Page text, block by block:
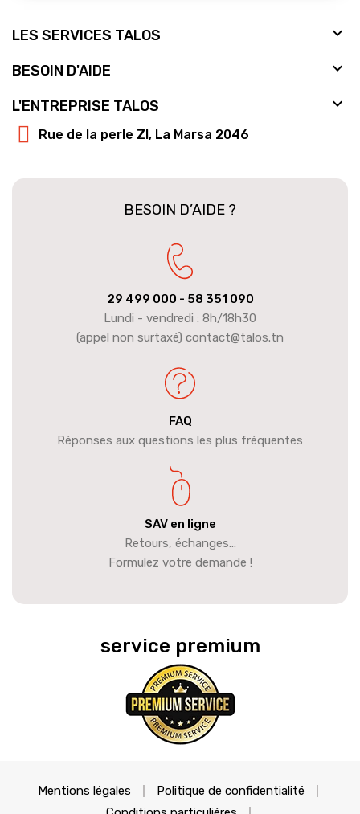
LES SERVICES TALOS 
BESOIN D'AIDE 
L'ENTREPRISE TALOS 
Rue de la perle ZI, La Marsa 2046
BESOIN D’AIDE ?
29 499 000 - 58 351 090
Lundi - vendredi : 8h/18h30
(appel non surtaxé) contact@talos.tn
FAQ
Réponses aux questions les plus fréquentes
SAV en ligne
Retours, échanges...
Formulez votre demande !
service premium
Mentions légales
Politique de confidentialité